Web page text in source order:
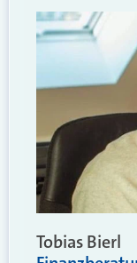
Tobias Bierl